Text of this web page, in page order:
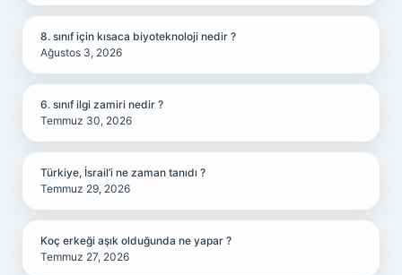
8. sınıf için kısaca biyoteknoloji nedir ?
Ağustos 3, 2026
6. sınıf ilgi zamiri nedir ?
Temmuz 30, 2026
Türkiye, İsrail’i ne zaman tanıdı ?
Temmuz 29, 2026
Koç erkeği aşık olduğunda ne yapar ?
Temmuz 27, 2026